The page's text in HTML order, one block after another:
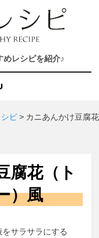
レシピを紹介♪
ピ > カニあんかけ豆腐花
腐花（ト
）風
サラサラにする